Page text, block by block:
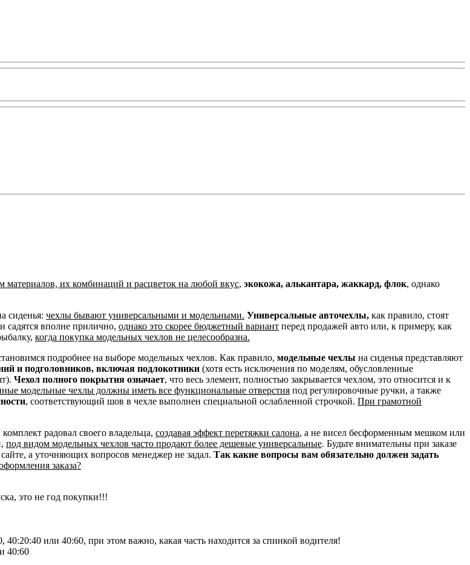
материалов, их комбинаций и расцветок на любой вкус, экокожа, алькантара, жаккард, флок, однако
сиденья: чехлы бывают универсальными и модельными. Универсальные авточехлы, как правило, стоят
садятся вполне прилично, однако это скорее бюджетный вариант перед продажей авто или, к примеру, как
когда покупка модельных чехлов не целесообразна.
подробнее на выборе модельных чехлов. Как правило, модельные чехлы на сиденья представляют
и подголовников, включая подлокотники (хотя есть исключения по моделям, обусловленные
Чехол полного покрытия означает, что весь элемент, полностью закрывается чехлом, это относится и к
модельные чехлы должны иметь все функциональные отверстия под регулировочные ручки, а также
, соответствующий шов в чехле выполнен специальной ослабленной строчкой. При грамотной
радовал своего владельца, создавая эффект перетяжки салона, а не висел бесформенным мешком или
, под видом модельных чехлов часто продают более дешевые универсальные. Будьте внимательны при заказе
а уточняющих вопросов менеджер не задал. Так какие вопросы вам обязательно должен задать
заказа?
это не год покупки!!!
или 40:60, при этом важно, какая часть находится за спинкой водителя!
40:60